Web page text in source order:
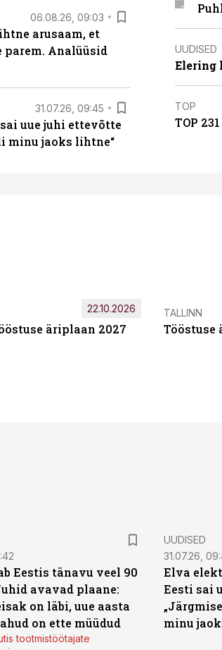
06.08.26, 09:03
arusaam, et
Analüüsid
31.07.26, 09:45
uue juhi ettevõtte
minu jaoks lihtne“
UUDISED
Elering
TOP
TOP
äriplaan 2027
22.10.2026 TALLINN
Tööstuse
Eestis tänavu veel 90
avavad plaane:
on läbi, uue aasta
on ette müüdud
tootmistöötajate
UUDISED
31.07.26,
Elva
Eesti sai
minu